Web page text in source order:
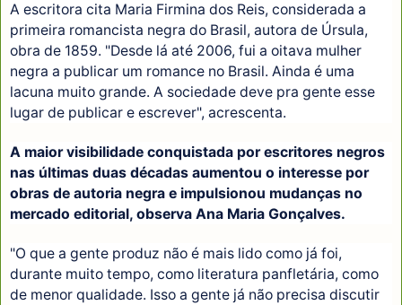
A escritora cita Maria Firmina dos Reis, considerada a
primeira romancista negra do Brasil, autora de Úrsula,
obra de 1859. "Desde lá até 2006, fui a oitava mulher
negra a publicar um romance no Brasil. Ainda é uma
lacuna muito grande. A sociedade deve pra gente esse
lugar de publicar e escrever", acrescenta.
A maior visibilidade conquistada por escritores negros
nas últimas duas décadas aumentou o interesse por
obras de autoria negra e impulsionou mudanças no
mercado editorial, observa Ana Maria Gonçalves.
"O que a gente produz não é mais lido como já foi,
durante muito tempo, como literatura panfletária, como
de menor qualidade. Isso a gente já não precisa discutir